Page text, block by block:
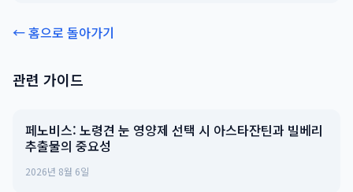
← 홈으로 돌아가기
관련 가이드
페노비스: 노령견 눈 영양제 선택 시 아스타잔틴과 빌베리
추출물의 중요성
2026년 8월 6일